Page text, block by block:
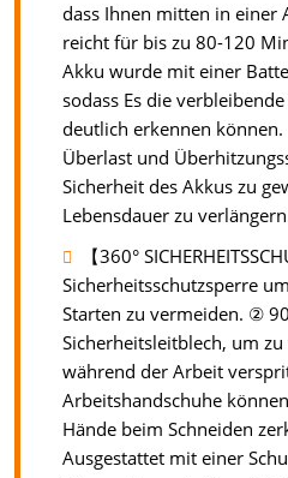
dass Ihnen mitten in einer
reicht für bis zu 80-120
Akku wurde mit einer
sodass Es die
deutlich erkennen
Überlast und
Sicherheit des Akkus zu
Lebensdauer zu
【360°
Sicherheitsschutzsperre
Starten zu vermeiden. ②
Sicherheitsleitblech, um
während der Arbeit
Arbeitshandschuhe
Hände beim Schneiden
Ausgestattet mit einer